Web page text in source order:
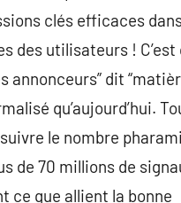
clés efficaces
des utilisateurs ! C’est
annonceurs” dit
qu’aujourd’hui.
le nombre
de 70 millions de
ce que allient la bonne